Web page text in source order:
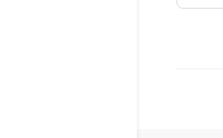
チョコレ